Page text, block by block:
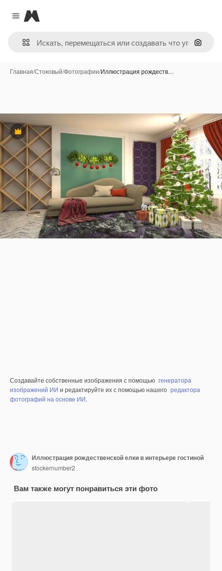
Close menu
Magnific
Поиск
Главная/Стоковый/Фотографии/Иллюстрация рождеств…
Премиум
Создавайте собственные изображения с помощью генератора
изображений ИИ и редактируйте их с помощью нашего редактора
фотографий на основе ИИ.
Иллюстрация рождественской елки в интерьере гостиной
stockernumber2
Вам также могут понравиться эти фото